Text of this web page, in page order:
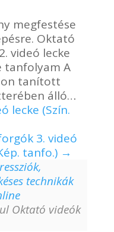
megfestése
Oktató
videó lecke
tanfolyam A
tanított
álló…
lecke (Szín.
3. videó
tanfo.)
technikák
Oktató videók